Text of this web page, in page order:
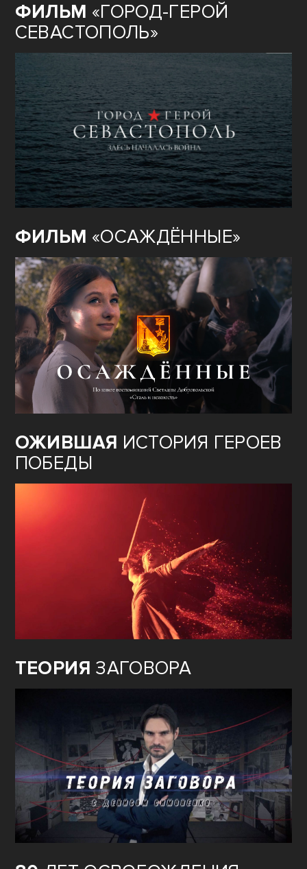
ФИЛЬМ «ГОРОД-ГЕРОЙ
СЕВАСТОПОЛЬ»
ФИЛЬМ «ОСАЖДЁННЫЕ»
ОЖИВШАЯ ИСТОРИЯ ГЕРОЕВ
ПОБЕДЫ
ТЕОРИЯ ЗАГОВОРА